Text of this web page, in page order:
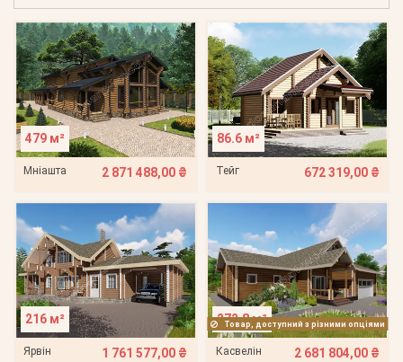
479 м²
Мніашта 2 871 488,00 ₴
86.6 м²
Тейг 672 319,00 ₴
216 м²
Ярвін 1 761 577,00 ₴
272.8 м²
Товар, доступний з різними опціями
Касвелін 2 681 804,00 ₴